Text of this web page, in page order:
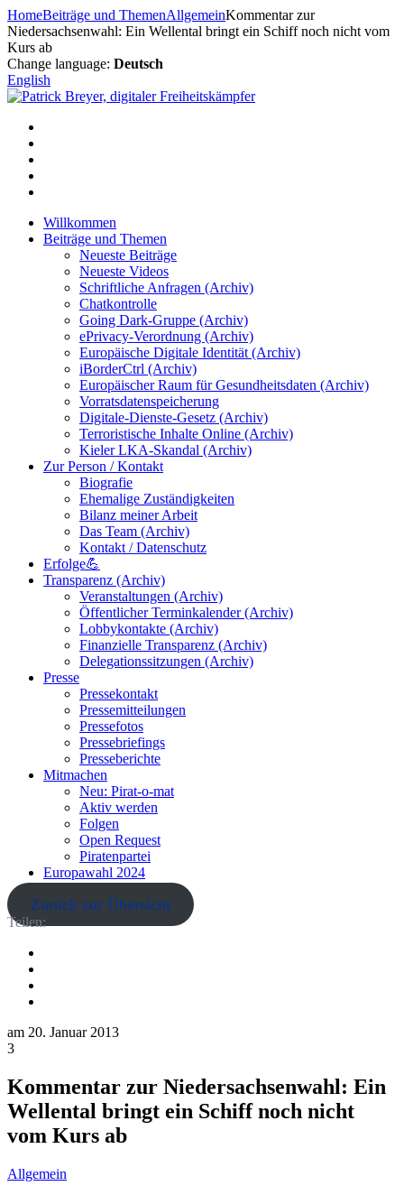
Zum
Inhalt
springen
HomeBeiträge und ThemenAllgemeinKommentar zur
Niedersachsenwahl: Ein Wellental bringt ein Schiff noch nicht vom
Kurs ab
Change language: Deutsch
English
Willkommen
Beiträge und Themen
Neueste Beiträge
Neueste Videos
Schriftliche Anfragen (Archiv)
Chatkontrolle
Going Dark-Gruppe (Archiv)
ePrivacy-Verordnung (Archiv)
Europäische Digitale Identität (Archiv)
iBorderCtrl (Archiv)
Europäischer Raum für Gesundheitsdaten (Archiv)
Vorratsdatenspeicherung
Digitale-Dienste-Gesetz (Archiv)
Terroristische Inhalte Online (Archiv)
Kieler LKA-Skandal (Archiv)
Zur Person / Kontakt
Biografie
Ehemalige Zuständigkeiten
Bilanz meiner Arbeit
Das Team (Archiv)
Kontakt / Datenschutz
Erfolge💪
Transparenz (Archiv)
Veranstaltungen (Archiv)
Öffentlicher Terminkalender (Archiv)
Lobbykontakte (Archiv)
Finanzielle Transparenz (Archiv)
Delegationssitzungen (Archiv)
Presse
Pressekontakt
Pressemitteilungen
Pressefotos
Pressebriefings
Presseberichte
Mitmachen
Neu: Pirat-o-mat
Aktiv werden
Folgen
Open Request
Piratenpartei
Europawahl 2024
Zurück zur Übersicht
Teilen:
am 20. Januar 2013
3
Kommentar zur Niedersachsenwahl: Ein
Wellental bringt ein Schiff noch nicht
vom Kurs ab
Allgemein